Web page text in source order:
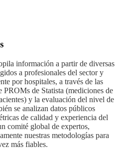
información a partir de diversas
a profesionales del sector y
por hospitales, a través de las
PROMs de Statista (mediciones de
y la evaluación del nivel de
se analizan datos públicos
de calidad y experiencia del
comité global de expertos,
nuestras metodologías para
más fiables.